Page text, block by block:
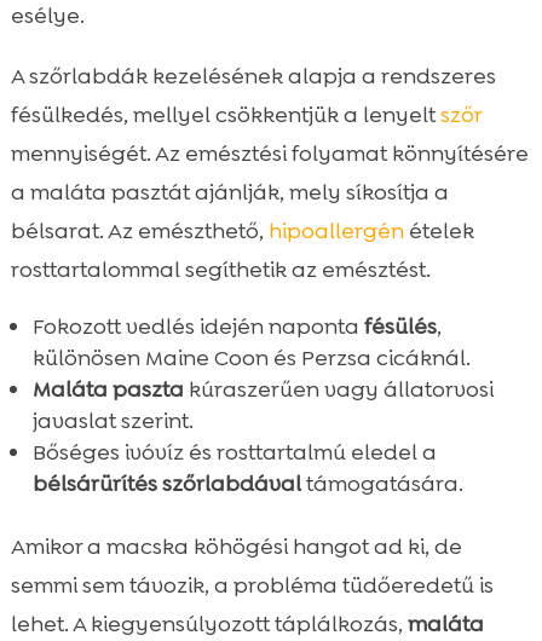
esélye.
A szőrlabdák kezelésének alapja a rendszeres
fésülkedés, mellyel csökkentjük a lenyeltszőr
mennyiségét. Az emésztési folyamat könnyítésére
a maláta pasztát ajánlják, mely síkosítja a
bélsarat. Az emészthető, hipoallergénételek
rosttartalommal segíthetik az emésztést.
Fokozott vedlés idején naponta fésülés,
különösen Maine Coon és Perzsa cicáknál.
Maláta paszta kúraszerűen vagy állatorvosi
javaslat szerint.
Bőséges ivóvíz és rosttartalmú eledel a
bélsárürítés szőrlabdávaltámogatására.
Amikor a macska köhögési hangot ad ki, de
semmi sem távozik, a probléma tüdőeredetű is
lehet. A kiegyensúlyozott táplálkozás, maláta